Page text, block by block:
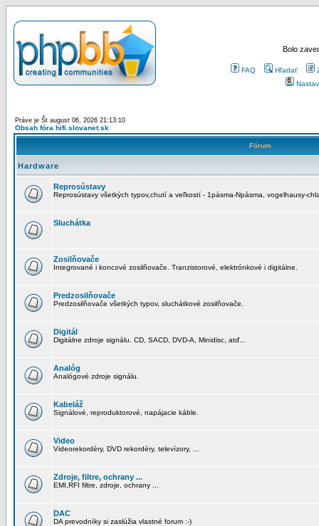
Bolo
FAQ Hľadať
Práve je Št august 06, 2026 21:13:10
Obsah fóra hifi.slovanet.sk
Fórum
Hardware
Reprosústavy
Reprosústavy všetkých typov,chutí a veľkostí - 1pásma-Npásma, vogelhausy-
Sluchátka
Zosilňovače
Integrované i koncové zosilňovače. Tranzistorové, elektrónkové i digitálne.
Predzosilňovače
Predzosilňovače všetkých typov, sluchátkové zosilňovače.
Digitál
Digitálne zdroje signálu. CD, SACD, DVD-A, Minidisc, atď...
Analóg
Analógové zdroje signálu.
Kabeláž
Signálové, reproduktorové, napájacie káble.
Video
Videorekordéry, DVD rekordéry, televízory, ...
Zdroje, filtre, ochrany ...
EMI,RFI filtre, zdroje, ochrany ...
DAC
DA prevodníky si zaslúžia vlastné forum :-)